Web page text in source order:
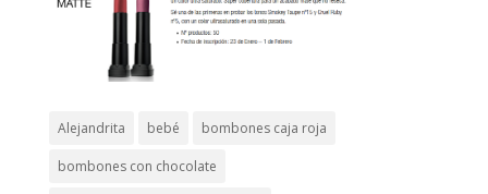
Alejandrita bebé bombones caja roja
bombones con chocolate